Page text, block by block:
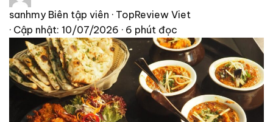
sanhmy Biên tập viên · TopReview Viet
· Cập nhật: 10/07/2026 · 6 phút đọc